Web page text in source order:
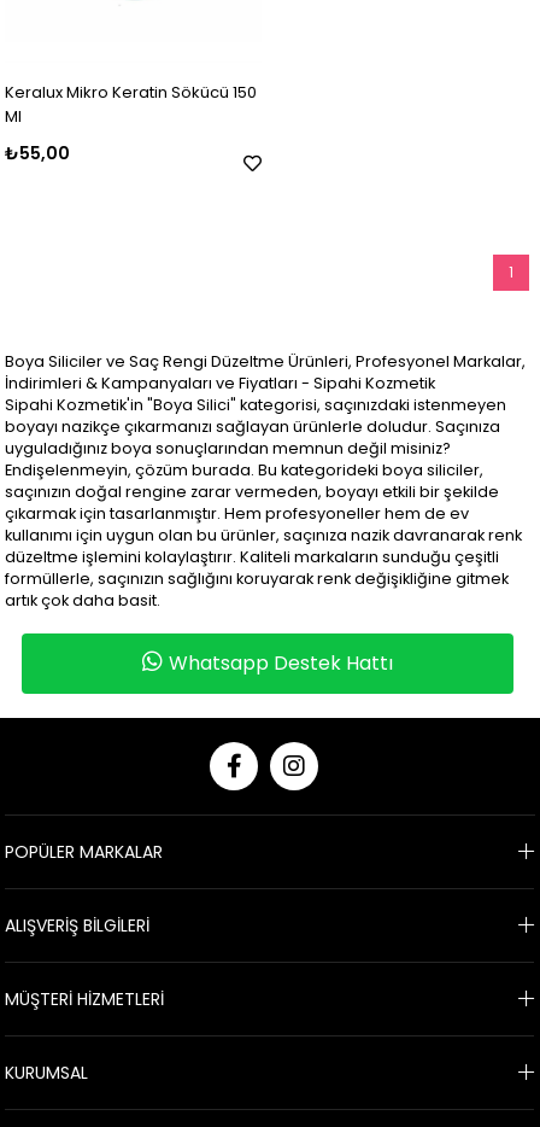
Keralux Mikro Keratin Sökücü 150
Ml
₺55,00
1
Boya Siliciler ve Saç Rengi Düzeltme Ürünleri, Profesyonel Markalar,
İndirimleri & Kampanyaları ve Fiyatları - Sipahi Kozmetik
Sipahi Kozmetik'in "Boya Silici" kategorisi, saçınızdaki istenmeyen
boyayı nazikçe çıkarmanızı sağlayan ürünlerle doludur. Saçınıza
uyguladığınız boya sonuçlarından memnun değil misiniz?
Endişelenmeyin, çözüm burada. Bu kategorideki boya siliciler,
saçınızın doğal rengine zarar vermeden, boyayı etkili bir şekilde
çıkarmak için tasarlanmıştır. Hem profesyoneller hem de ev
kullanımı için uygun olan bu ürünler, saçınıza nazik davranarak renk
düzeltme işlemini kolaylaştırır. Kaliteli markaların sunduğu çeşitli
formüllerle, saçınızın sağlığını koruyarak renk değişikliğine gitmek
artık çok daha basit.
Whatsapp Destek Hattı
POPÜLER MARKALAR
ALIŞVERİŞ BİLGİLERİ
MÜŞTERİ HİZMETLERİ
KURUMSAL